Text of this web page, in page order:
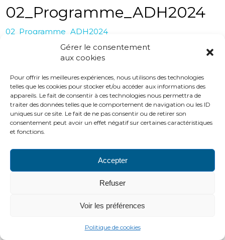
Gérer le consentement
aux cookies
Pour offrir les meilleures expériences, nous utilisons des technologies
telles que les cookies pour stocker et/ou accéder aux informations des
appareils. Le fait de consentir à ces technologies nous permettra de
traiter des données telles que le comportement de navigation ou les ID
uniques sur ce site. Le fait de ne pas consentir ou de retirer son
consentement peut avoir un effet négatif sur certaines caractéristiques
et fonctions.
Accepter
Refuser
Voir les préférences
Politique de cookies
02_Programme_ADH2024
02_Programme_ADH2024
CONTACTS
2016 ADH
http://www.adh-asso.org